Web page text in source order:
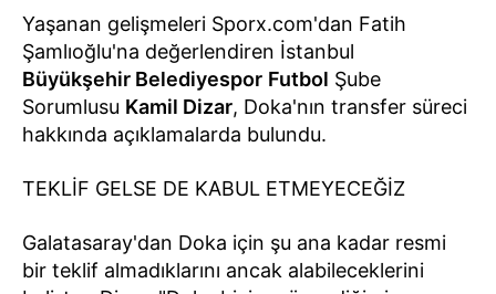
Yaşanan gelişmeleri Sporx.com'dan Fatih
Şamlıoğlu'na değerlendiren İstanbul
Büyükşehir Belediyespor Futbol Şube
Sorumlusu Kamil Dizar, Doka'nın transfer süreci
hakkında açıklamalarda bulundu.
TEKLİF GELSE DE KABUL ETMEYECEĞİZ
Galatasaray'dan Doka için şu ana kadar resmi
bir teklif almadıklarını ancak alabileceklerini